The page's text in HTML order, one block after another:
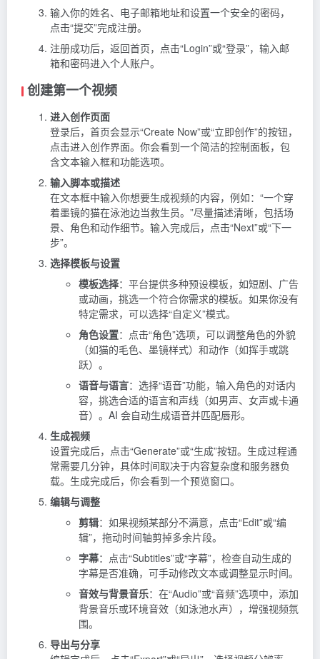
输入你的姓名、电子邮箱地址和设置一个安全的密码，
点击“提交”完成注册。
注册成功后，返回首页，点击“Login”或“登录”，输入邮
箱和密码进入个人账户。
创建第一个视频
进入创作页面
登录后，首页会显示“Create Now”或“立即创作”的按钮，
点击进入创作界面。你会看到一个简洁的控制面板，包
含文本输入框和功能选项。
输入脚本或描述
在文本框中输入你想要生成视频的内容，例如：“一个穿
着墨镜的猫在泳池边当救生员。”尽量描述清晰，包括场
景、角色和动作细节。输入完成后，点击“Next”或“下一
步”。
选择模板与设置
模板选择：平台提供多种预设模板，如短剧、广告
或动画，挑选一个符合你需求的模板。如果你没有
特定需求，可以选择“自定义”模式。
角色设置：点击“角色”选项，可以调整角色的外貌
（如猫的毛色、墨镜样式）和动作（如挥手或跳
跃）。
语音与语言：选择“语音”功能，输入角色的对话内
容，挑选合适的语言和声线（如男声、女声或卡通
音）。AI 会自动生成语音并匹配唇形。
生成视频
设置完成后，点击“Generate”或“生成”按钮。生成过程通
常需要几分钟，具体时间取决于内容复杂度和服务器负
载。生成完成后，你会看到一个预览窗口。
编辑与调整
剪辑：如果视频某部分不满意，点击“Edit”或“编
辑”，拖动时间轴剪掉多余片段。
字幕：点击“Subtitles”或“字幕”，检查自动生成的
字幕是否准确，可手动修改文本或调整显示时间。
音效与背景音乐：在“Audio”或“音频”选项中，添加
背景音乐或环境音效（如泳池水声），增强视频氛
围。
导出与分享